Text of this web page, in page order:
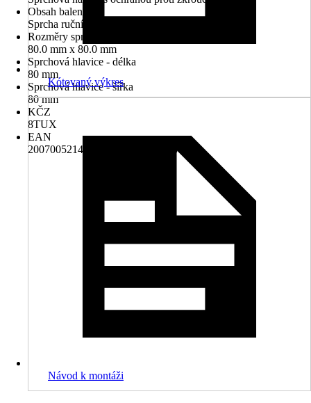
Obsah balení
Sprcha ruční
Rozměry sprchové hlavice (D x Š)
80.0 mm x 80.0 mm
Sprchová hlavice - délka
80 mm
Sprchová hlavice - šířka
80 mm
KČZ
8TUX
EAN
2007005214287, 4306516663743
Kótovaný výkres
Návod k montáži